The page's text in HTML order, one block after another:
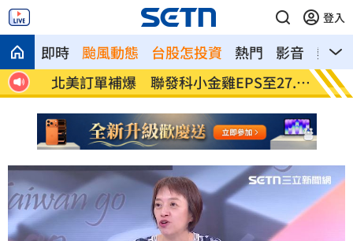
登入
即時 颱風動態 台股怎投資 熱門 影音
熱搜
來
北美訂單補爆 聯發科小金雞EPS至27.12
元
AI和